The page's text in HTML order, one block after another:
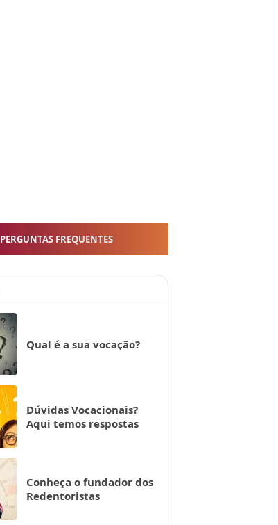
PERGUNTAS FREQUENTES
Qual é a sua vocação?
Dúvidas Vocacionais?
Aqui temos respostas
Conheça o fundador dos
Redentoristas